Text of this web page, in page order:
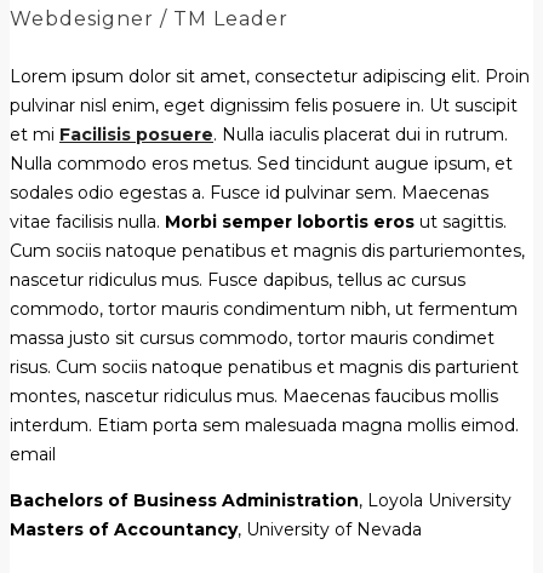
Webdesigner / TM Leader
Lorem ipsum dolor sit amet, consectetur adipiscing elit. Proin
pulvinar nisl enim, eget dignissim felis posuere in. Ut suscipit
et mi Facilisis posuere. Nulla iaculis placerat dui in rutrum.
Nulla commodo eros metus. Sed tincidunt augue ipsum, et
sodales odio egestas a. Fusce id pulvinar sem. Maecenas
vitae facilisis nulla. Morbi semper lobortis eros ut sagittis.
Cum sociis natoque penatibus et magnis dis parturiemontes,
nascetur ridiculus mus. Fusce dapibus, tellus ac cursus
commodo, tortor mauris condimentum nibh, ut fermentum
massa justo sit cursus commodo, tortor mauris condimet
risus. Cum sociis natoque penatibus et magnis dis parturient
montes, nascetur ridiculus mus. Maecenas faucibus mollis
interdum. Etiam porta sem malesuada magna mollis eimod.
email
Bachelors of Business Administration, Loyola University
Masters of Accountancy, University of Nevada